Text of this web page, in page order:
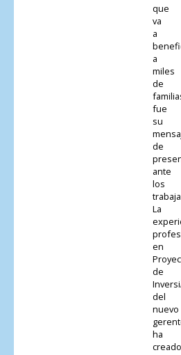
que
va
a
a
miles
de
fue
su
de
ante
los
La
en
de
del
nuevo
ha
creado